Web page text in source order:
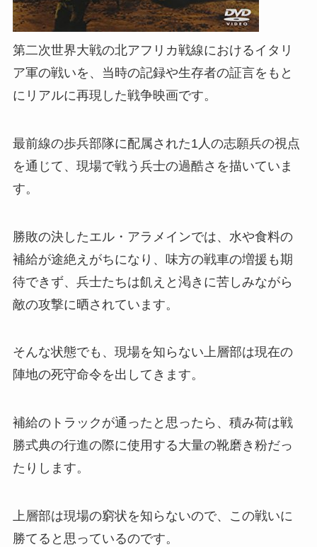
第二次世界大戦の北アフリカ戦線におけるイタリ
ア軍の戦いを、当時の記録や生存者の証言をもと
にリアルに再現した戦争映画です。
最前線の歩兵部隊に配属された1人の志願兵の視点
を通じて、現場で戦う兵士の過酷さを描いていま
す。
勝敗の決したエル・アラメインでは、水や食料の
補給が途絶えがちになり、味方の戦車の増援も期
待できず、兵士たちは飢えと渇きに苦しみながら
敵の攻撃に晒されています。
そんな状態でも、現場を知らない上層部は現在の
陣地の死守命令を出してきます。
補給のトラックが通ったと思ったら、積み荷は戦
勝式典の行進の際に使用する大量の靴磨き粉だっ
たりします。
上層部は現場の窮状を知らないので、この戦いに
勝てると思っているのです。